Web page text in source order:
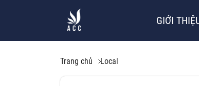
GIỚI
Trang chủ Local